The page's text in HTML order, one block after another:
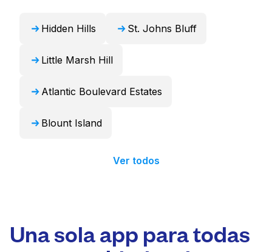
Hidden Hills St. Johns Bluff
Little Marsh Hill
Atlantic Boulevard Estates
Blount Island
Ver todos
Una sola app para todas